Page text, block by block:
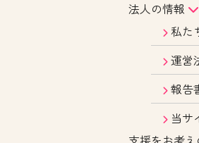
法人の情報
私た
運営
報告
当サ